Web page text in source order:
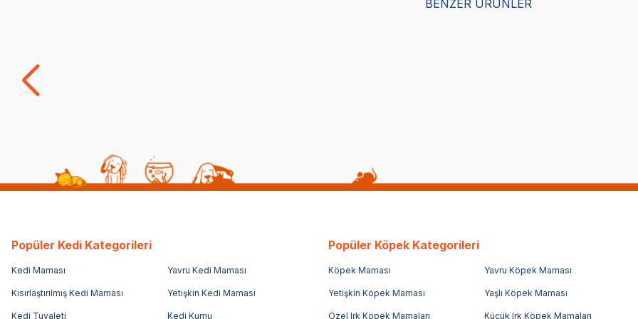
BENZER ÜRÜNLER
565,00
Popüler Kedi Kategorileri
Kedi Maması Yavru Kedi Maması
Kısırlaştırılmış Kedi Maması Yetişkin Kedi Maması
Kedi Tuvaleti Kedi Kumu
Popüler Köpek Kategorileri
Köpek Maması Yavru Köpek Maması
Yetişkin Köpek Maması Yaşlı Köpek Maması
Özel Irk Köpek Mamaları Küçük Irk Köpek Mamaları